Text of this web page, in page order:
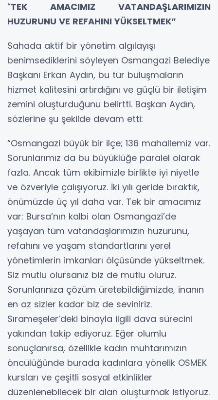
“TEK AMACIMIZ VATANDAŞLARIMIZIN
HUZURUNU VE REFAHINI YÜKSELTMEK”
Sahada aktif bir yönetim algılayışı
benimsediklerini söyleyen Osmangazi Belediye
Başkanı Erkan Aydın, bu tür buluşmaların
hizmet kalitesini artırdığını ve güçlü bir iletişim
zemini oluşturduğunu belirtti. Başkan Aydın,
sözlerine şu şekilde devam etti:
“Osmangazi büyük bir ilçe; 136 mahallemiz var.
Sorunlarımız da bu büyüklüğe paralel olarak
fazla. Ancak tüm ekibimizle birlikte iyi niyetle
ve özveriyle çalışıyoruz. İki yılı geride bıraktık,
önümüzde üç yıl daha var. Tek bir amacımız
var: Bursa’nın kalbi olan Osmangazi’de
yaşayan tüm vatandaşlarımızın huzurunu,
refahını ve yaşam standartlarını yerel
yönetimlerin imkanları ölçüsünde yükseltmek.
Siz mutlu olursanız biz de mutlu oluruz.
Sorunlarınıza çözüm üretebildiğimizde, inanın
en az sizler kadar biz de seviniriz.
Sırameşeler’deki binayla ilgili dava sürecini
yakından takip ediyoruz. Eğer olumlu
sonuçlanırsa, özellikle kadın muhtarımızın
öncülüğünde burada kadınlara yönelik OSMEK
kursları ve çeşitli sosyal etkinlikler
düzenlenebilecek bir alan oluşturmak istiyoruz.